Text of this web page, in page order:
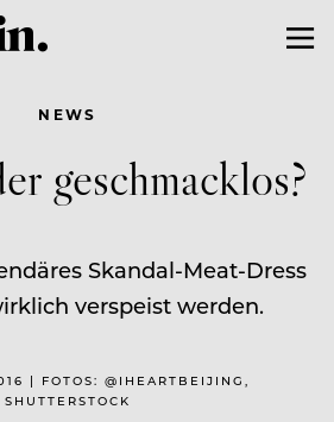
NEWS
geschmacklos?
Skandal-Meat-Dress
verspeist werden.
| FOTOS: @IHEARTBEIJING,
SHUTTERSTOCK